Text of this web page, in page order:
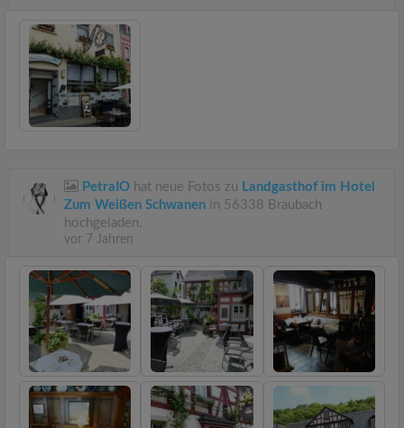
PetraIO hat neue Fotos zu Landgasthof im Hotel
Zum Weißen Schwanen in 56338 Braubach
hochgeladen.
vor 7 Jahren